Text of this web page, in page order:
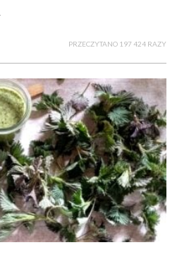
PRZECZYTANO 197 424 RAZY